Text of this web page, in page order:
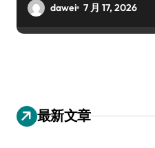
dawei 7 月 17, 2026
最新文章